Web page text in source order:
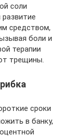
соли
средством,
боли и
терапии
трещины.
сроки
в банку,